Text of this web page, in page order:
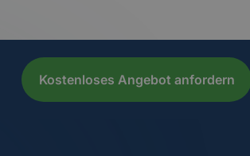
Kostenloses Angebot anfordern